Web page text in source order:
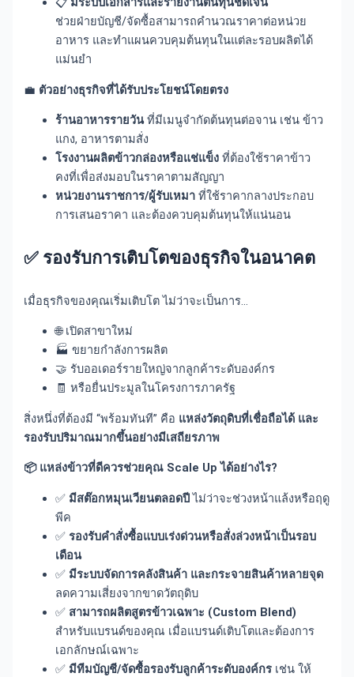
ช่วยฝ่ายบัญชี/จัดซื้อสามารถคำนวณราคาต่อหน่วย
อาหาร และทำแผนควบคุมต้นทุนในแต่ละรอบผลิตได้
แม่นยำ
💼 ตัวอย่างธุรกิจที่ได้รับประโยชน์โดยตรง
ร้านอาหารรายวันที่มีเมนูจำกัดต้นทุนต่อจาน เช่น ข้าว
แกง, อาหารตามสั่ง
โรงงานผลิตข้าวกล่องหรือแช่แข็ง ที่ต้องใช้ราคาข้าว
คงที่เพื่อส่งมอบในราคาตามสัญญา
หน่วยงานราชการ/ผู้รับเหมา ที่ใช้ราคากลางประกอบ
การเสนอราคา และต้องควบคุมต้นทุนให้แน่นอน
✅ รองรับการเติบโตของธุรกิจในอนาคต
เมื่อธุรกิจของคุณเริ่มเติบโต ไม่ว่าจะเป็นการ…
🌐 เปิดสาขาใหม่
🏭 ขยายกำลังการผลิต
🤝 รับออเดอร์รายใหญ่จากลูกค้าระดับองค์กร
🧾 หรือยื่นประมูลในโครงการภาครัฐ
สิ่งหนึ่งที่ต้องมี “พร้อมทันที” คือ แหล่งวัตถุดิบที่เชื่อถือได้ และ
รองรับปริมาณมากขึ้นอย่างมีเสถียรภาพ
📦 แหล่งข้าวที่ดีควรช่วยคุณ Scale Up ได้อย่างไร?
✅ มีสต๊อกหมุนเวียนตลอดปีไม่ว่าจะช่วงหน้าแล้งหรือฤดู
พีค
✅รองรับคำสั่งซื้อแบบเร่งด่วนหรือสั่งล่วงหน้าเป็นรอบ
เดือน
✅ มีระบบจัดการคลังสินค้า และกระจายสินค้าหลายจุด
ลดความเสี่ยงจากขาดวัตถุดิบ
✅ สามารถผลิตสูตรข้าวเฉพาะ (Custom Blend)
สำหรับแบรนด์ของคุณ เมื่อแบรนด์เติบโตและต้องการ
เอกลักษณ์เฉพาะ
✅ มีทีมบัญชี/จัดซื้อรองรับลูกค้าระดับองค์กร เช่น ให้